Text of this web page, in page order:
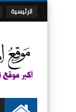
الرئيسية